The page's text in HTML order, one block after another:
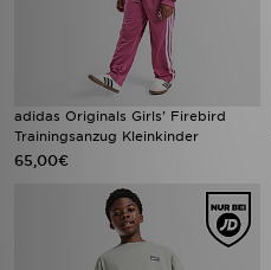
adidas Originals Girls' Firebird
Trainingsanzug Kleinkinder
65,00€